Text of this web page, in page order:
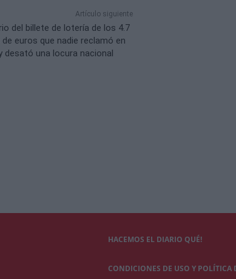
Artículo siguiente
del billete de lotería de los 4.7
euros que nadie reclamó en
desató una locura nacional
HACEMOS EL DIARIO QUÉ!
CONDICIONES DE USO Y POLÍTICA